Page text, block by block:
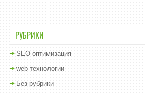
РУБРИКИ
SEO оптимизация
web-технологии
Без рубрики